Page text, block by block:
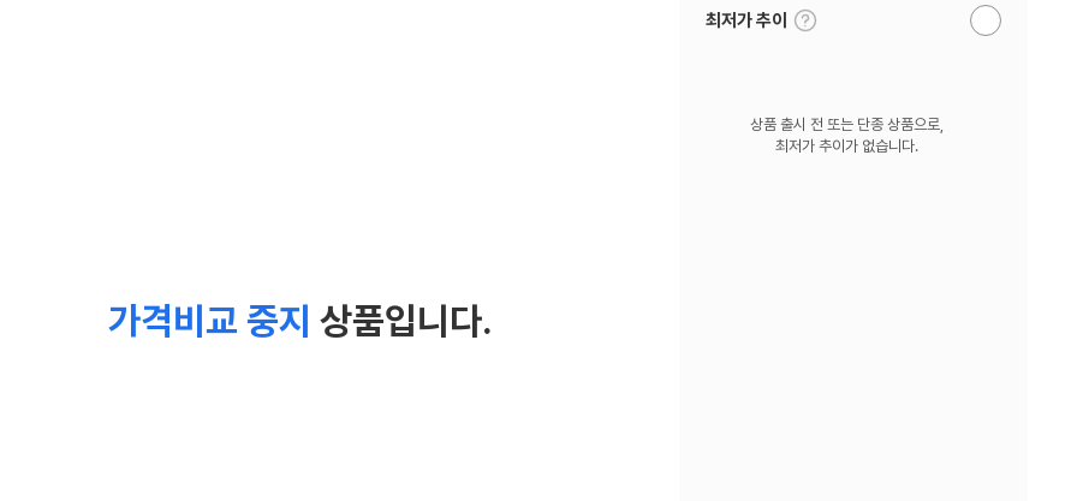
가격비교 중지 상품입니다.
최저가 추이
툴
팁
알
상품 출시 전 또는 단종 상품으로,
최저가 추이가 없습니다.